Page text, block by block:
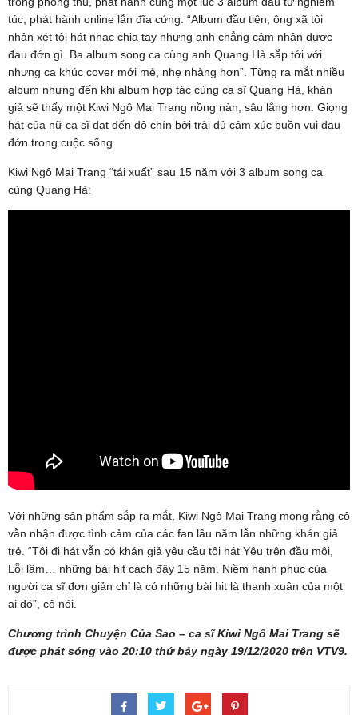
túc, phát hành online lẫn đĩa cứng: “Album đầu tiên, ông xã tôi
nhận xét tôi hát nhạc chia tay nhưng anh chẳng cảm nhận được
đau đớn gì. Ba album song ca cùng anh Quang Hà sắp tới với
nhưng ca khúc cover mới mẻ, nhẹ nhàng hơn”. Từng ra mắt nhiều
album nhưng đến khi album hợp tác cùng ca sĩ Quang Hà, khán
giả sẽ thấy một Kiwi Ngô Mai Trang nồng nàn, sâu lắng hơn. Giọng
hát của nữ ca sĩ đạt đến độ chín bởi trải đủ cảm xúc buồn vui đau
đớn trong cuộc sống.
Kiwi Ngô Mai Trang “tái xuất” sau 15 năm với 3 album song ca
cùng Quang Hà:
Với những sản phẩm sắp ra mắt, Kiwi Ngô Mai Trang mong rằng cô
vẫn nhận được tình cảm của các fan lâu năm lẫn những khán giả
trẻ. “Tôi đi hát vẫn có khán giả yêu cầu tôi hát Yêu trên đầu môi,
Lỗi lầm… những bài hit cách đây 15 năm. Niềm hạnh phúc của
người ca sĩ đơn giản chỉ là có những bài hit là thanh xuân của một
ai đó”, cô nói.
Chương trình Chuyện Của Sao – ca sĩ Kiwi Ngô Mai Trang sẽ
được phát sóng vào 20:10 thứ bảy ngày 19/12/2020 trên VTV9.